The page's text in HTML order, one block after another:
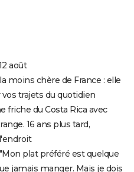
août
moins chère de France : elle
trajets du quotidien
friche du Costa Rica avec
16 ans plus tard,
plat préféré est quelque
jamais manger. Mais je dois